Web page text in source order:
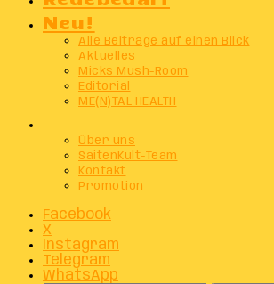
Neu!
Alle Beiträge auf einen Blick
Aktuelles
Micks Mush-Room
Editorial
ME(N)TAL HEALTH
Über uns
SaitenKult-Team
Kontakt
Promotion
Facebook
X
Instagram
Telegram
WhatsApp